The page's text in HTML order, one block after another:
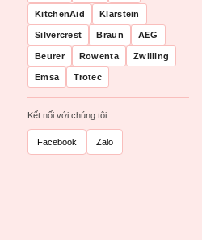
KitchenAid Klarstein
Silvercrest Braun AEG
Beurer Rowenta Zwilling
Emsa Trotec
Kết nối với chúng tôi
Facebook Zalo